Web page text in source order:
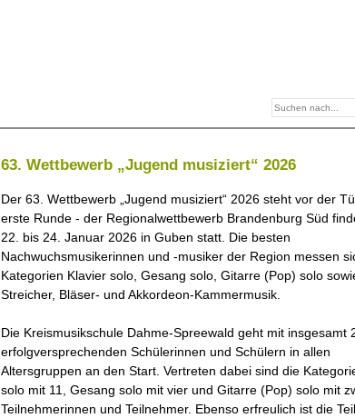
63. Wettbewerb „Jugend musiziert“ 2026
Der 63. Wettbewerb „Jugend musiziert“ 2026 steht vor der
erste Runde - der Regionalwettbewerb Brandenburg Süd
22. bis 24. Januar 2026 in Guben statt. Die besten
Nachwuchsmusikerinnen und -musiker der Region messen
Kategorien Klavier solo Gesang solo, Gitarre (Pop) solo
Streicher, Bläser- und Akkordeon-Kammermusik
Die Kreismusikschule Dahme-Spreewald geht mit insgesamt
erfolgversprechenden Schülerinnen und Schülern in allen
Altersgruppen an den Start. Vertreten dabei sind die
solo mit 11, Gesang solo mit vier und Gitarre (Pop) solo mit
Teilnehmerinnen und Teilnehmer. Ebenso erfreulich ist die